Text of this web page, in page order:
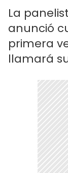
La
anunció
primera
llamará